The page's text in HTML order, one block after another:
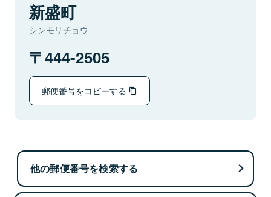
新盛町
シンモリチョウ
444-2505
郵便番号をコピーする
他の郵便番号を検索する